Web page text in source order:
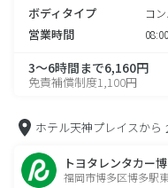
ボディタイプ コ
営業時間
3～6時間まで6,160円
免責補償制度1,100円
ホテル天神プレイスから
トヨタレンタカー
福岡市博多区博多駅